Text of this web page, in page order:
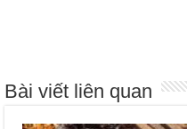
Bài viết liên quan